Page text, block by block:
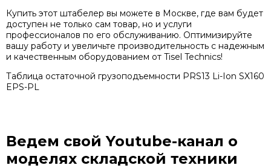
Купить этот штабелер вы можете в Москве, где вам будет
доступен не только сам товар, но и услуги
профессионалов по его обслуживанию. Оптимизируйте
вашу работу и увеличьте производительность с надежным
и качественным оборудованием от Tisel Technics!
Таблица остаточной грузоподъемности PRS13 Li-Ion SX160
EPS-PL
Ведем свой Youtube-канал о
моделях складской техники